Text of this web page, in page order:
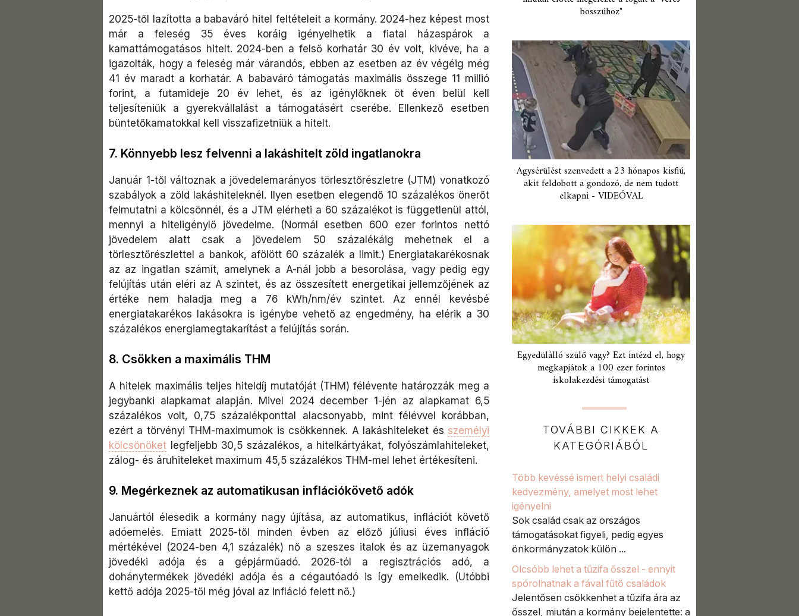
2025-től lazította a babaváró hitel feltételeit a kormány. 2024-hez képest most
már a feleség 35 éves koráig igényelhetik a fiatal házaspárok a
kamattámogatásos hitelt. 2024-ben a felső korhatár 30 év volt, kivéve, ha a
igazolták, hogy a feleség már várandós, ebben az esetben az év végéig még
41 év maradt a korhatár. A babaváró támogatás maximális összege 11 millió
forint, a futamideje 20 év lehet, és az igénylőknek öt éven belül kell
teljesíteniük a gyerekvállalást a támogatásért cserébe. Ellenkező esetben
büntetőkamatokkal kell visszafizetniük a hitelt.
7. Könnyebb lesz felvenni a lakáshitelt zöld ingatlanokra
Január 1-től változnak a jövedelemarányos törlesztőrészletre (JTM) vonatkozó
szabályok a zöld lakáshiteleknél. Ilyen esetben elegendő 10 százalékos önerőt
felmutatni a kölcsönnél, és a JTM elérheti a 60 százalékot is függetlenül attól,
mennyi a hiteligénylő jövedelme. (Normál esetben 600 ezer forintos nettó
jövedelem alatt csak a jövedelem 50 százalékáig mehetnek el a
törlesztőrészlettel a bankok, afölött 60 százalék a limit.) Energiatakarékosnak
az az ingatlan számít, amelynek a A-nál jobb a besorolása, vagy pedig egy
felújítás után eléri az A szintet, és az összesített energetikai jellemzőjének az
értéke nem haladja meg a 76 kWh/nm/év szintet. Az ennél kevésbé
energiatakarékos lakásokra is igénybe vehető az engedmény, ha elérik a 30
százalékos energiamegtakarítást a felújítás során.
8. Csökken a maximális THM
A hitelek maximális teljes hiteldíj mutatóját (THM) félévente határozzák meg a
jegybanki alapkamat alapján. Mivel 2024 december 1-jén az alapkamat 6,5
százalékos volt, 0,75 százalékponttal alacsonyabb, mint félévvel korábban,
ezért a törvényi THM-maximumok is csökkennek. A lakáshiteleket és személyi
kölcsönöket legfeljebb 30,5 százalékos, a hitelkártyákat, folyószámlahiteleket,
zálog- és áruhiteleket maximum 45,5 százalékos THM-mel lehet értékesíteni.
9. Megérkeznek az automatikusan inflációkövető adók
Januártól élesedik a kormány nagy újítása, az automatikus, inflációt követő
adóemelés. Emiatt 2025-től minden évben az előző júliusi éves infláció
mértékével (2024-ben 4,1 százalék) nő a szeszes italok és az üzemanyagok
jövedéki adója és a gépjárműadó. 2026-tól a regisztrációs adó, a
dohánytermékek jövedéki adója és a cégautóadó is így emelkedik. (Utóbbi
kettő adója 2025-től még jóval az infláció felett nő.)
bosszúhoz"
Agysérülést szenvedett a 23 hónapos kisfiú,
akit feldobott a gondozó, de nem tudott
elkapni - VIDEÓVAL
Egyedülálló szülő vagy? Ezt intézd el, hogy
megkapjátok a 100 ezer forintos
iskolakezdési támogatást
TOVÁBBI CIKKEK A
KATEGÓRIÁBÓL
Több kevéssé ismert helyi családi
kedvezmény, amelyet most lehet
igényelni
Sok család csak az országos
támogatásokat figyeli, pedig egyes
önkormányzatok külön ...
Olcsóbb lehet a tűzifa ősszel - ennyit
spórolhatnak a fával fűtő családok
Jelentősen csökkenhet a tűzifa ára az
ősszel, miután a kormány bejelentette: a